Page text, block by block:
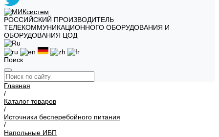
РОССИЙСКИЙ ПРОИЗВОДИТЕЛЬ
ТЕЛЕКОММУНИКАЦИОННОГО ОБОРУДОВАНИЯ И
ОБОРУДОВАНИЯ ЦОД
Поиск
Главная
/
Каталог товаров
/
Источники бесперебойного питания
/
Напольные ИБП